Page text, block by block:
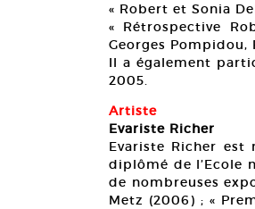
« Robert et Sonia
« Rétrospective
Georges Pompidou,
Il a également
2005.
Artiste
Evariste Richer
Evariste Richer
diplômé de l’Ecole
de nombreuses
Metz (2006) ; «